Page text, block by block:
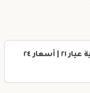
← سعر الذهب اليوم في السعودية عيار ٢١ | أسعار ٢٤